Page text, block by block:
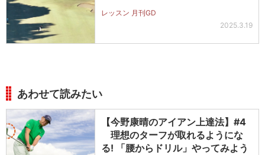
レッスン 月刊GD
2025.3.19
あわせて読みたい
【今野康晴のアイアン上達法】#4
理想のターフが取れるようにな
る! 「腰からドリル」やってみよう